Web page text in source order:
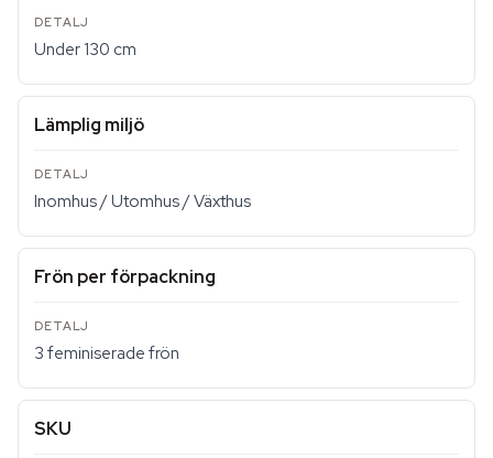
Under 130 cm
Lämplig miljö
Inomhus / Utomhus / Växthus
Frön per förpackning
3 feminiserade frön
SKU